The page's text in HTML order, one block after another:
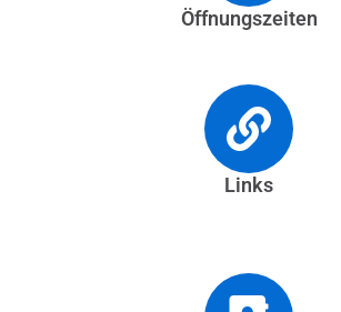
Öffnungszeiten
Links